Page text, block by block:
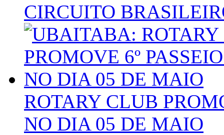
CIRCUITO
ROTARY CLUB
NO DIA 05 DE MAIO